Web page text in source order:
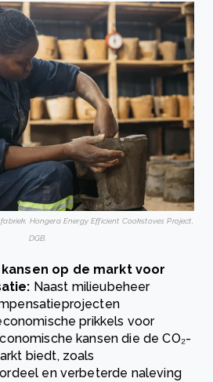
Hongera Energy Efficient Cookstoves Project,
DGB.
op de markt voor
Naast milieubeheer
prikkels voor
kansen die de CO₂-
biedt, zoals
en verbeterde naleving